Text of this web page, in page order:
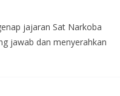
jajaran Sat Narkoba
jawab dan menyerahkan